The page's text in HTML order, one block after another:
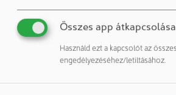
Vállalatok & Személyek: Vállalat
Összes app átkapcsolása
Használd ezt a kapcsolót az
engedélyezéséhez/letiltásához.